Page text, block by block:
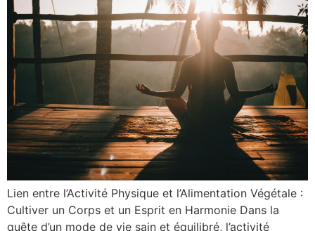
Lien entre l’Activité Physique et l’Alimentation Végétale :
Cultiver un Corps et un Esprit en Harmonie Dans la
quête d’un mode de vie sain et équilibré, l’activité